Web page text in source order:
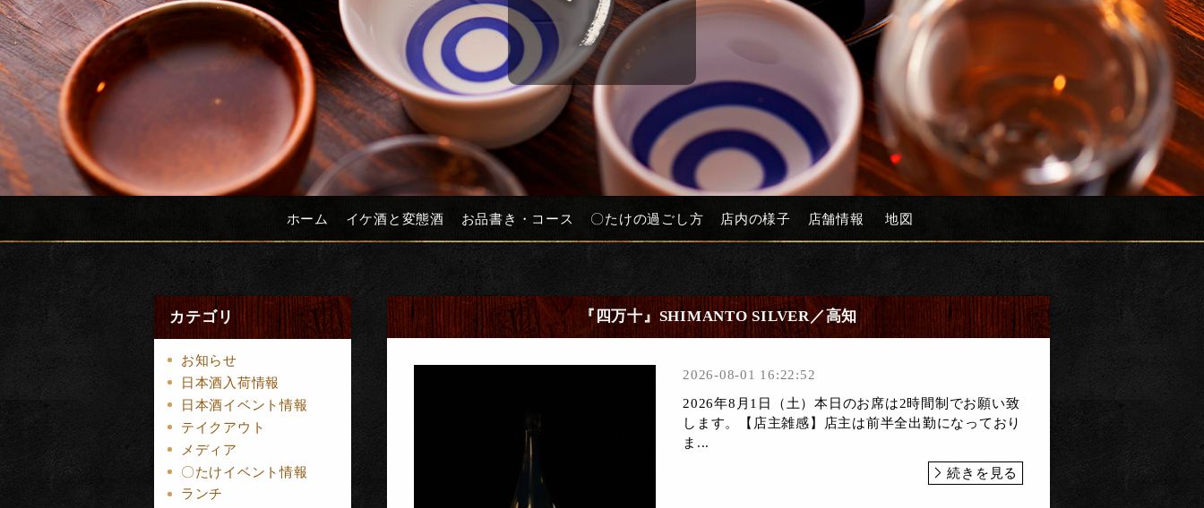
ホーム イケ酒と変態酒 お品書き・コース 〇たけの過ごし方 店内の様子 店舗情報 地図
カテゴリ
お知らせ
日本酒入荷情報
日本酒イベント情報
テイクアウト
メディア
〇たけイベント情報
ランチ
『四万十』SHIMANTO SILVER／高知
2026-08-01 16:22:52
2026年8月1日（土）本日のお席は2時間制でお願い致
します。【店主雑感】店主は前半全出勤になっており
ま...
続きを見る